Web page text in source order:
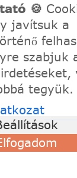
te is
a remekműved
fel és fejezd ki
🍪
javítsuk a
szabjuk
tegyük.